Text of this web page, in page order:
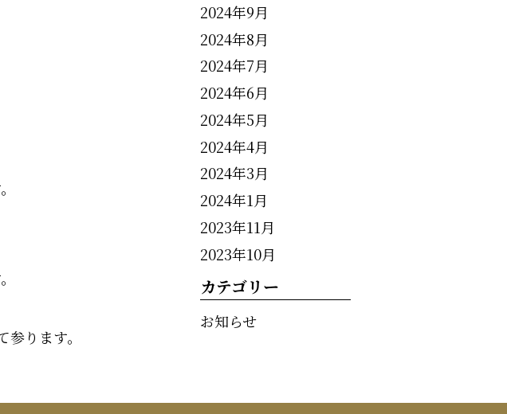
ります。
2024年9月
2024年8月
2024年7月
2024年6月
2024年5月
2024年4月
2024年3月
2024年1月
2023年11月
2023年10月
カテゴリー
お知らせ